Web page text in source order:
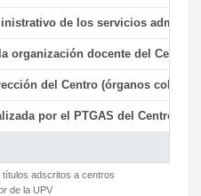
de los servicios
organización docente del Centro
del Centro (órganos
por el PTGAS del Centro
títulos adscritos a centros
de la UPV